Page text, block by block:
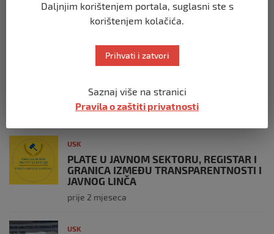
PRIJEDORU, KOZARCU?
prije 3 tjedna
OBILJEŽAVANJU 34. GODIŠNJICE ZLOČINA
U BILJANIMA
prije 4 tjedna
USK
PLATE U JAVNOM SEKTORU, REGISTAR I
GRANICA IZMEĐU TRANSPARENTNOSTI I
JAVNOG LINČA
prije 2 mjeseca
USK
Daljnjim korištenjem portala, suglasni ste s
korištenjem kolačića.
Prihvati i zatvori
Saznaj više na stranici
Pravila o zaštiti privatnosti